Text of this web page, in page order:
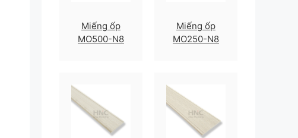
Miếng ốp
MO500-N8
Miếng ốp
MO250-N8